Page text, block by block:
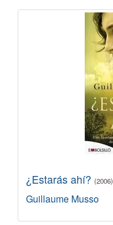
¿Estarás ahí? (2006)
Guillaume Musso